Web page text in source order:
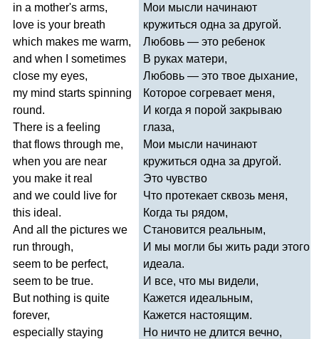
in a mother's arms,
love is your breath
which makes me warm,
and when
sometimes
close my eyes,
my mind starts spinning
round.
There is a feeling
that flows through me,
when you are near
you make it real
and we could live for
this ideal .
And all the pictures we
run through,
seem to be perfect,
seem to be true.
But nothing is quite
forever,
especially staying
Мои мысли начинают
кружиться одна за другой.
Любовь — это ребенок
В руках матери,
Любовь — это твое дыхание,
Которое согревает меня,
И когда я порой закрываю
глаза,
Мои мысли начинают
кружиться одна за другой.
Это чувство
Что протекает сквозь меня,
Когда ты рядом,
Становится реальным,
И мы могли бы жить ради этого
идеала.
И все, что мы видели,
Кажется идеальным,
Кажется настоящим.
Но ничто не длится вечно,